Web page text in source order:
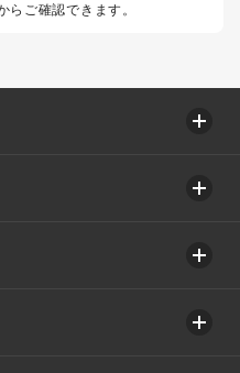
らご確認できます。